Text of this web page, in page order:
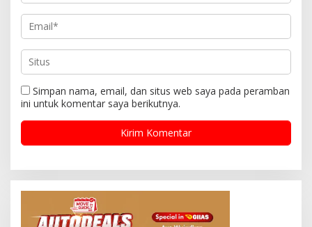
Simpan nama, email, dan situs web saya pada peramban
ini untuk komentar saya berikutnya.